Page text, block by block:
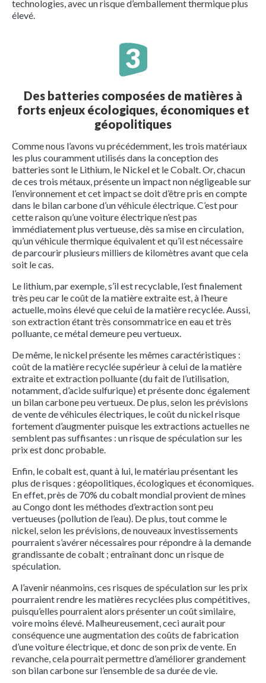
technologies, avec un risque d’emballement thermique plus
élevé.
Des batteries composées de matières à
forts enjeux écologiques, économiques et
géopolitiques
Comme nous l’avons vu précédemment, les trois matériaux
les plus couramment utilisés dans la conception des
batteries sont le Lithium, le Nickel et le Cobalt. Or, chacun
de ces trois métaux, présente un impact non négligeable sur
l’environnement et cet impact se doit d’être pris en compte
dans le bilan carbone d’un véhicule électrique. C’est pour
cette raison qu’une voiture électrique n’est pas
immédiatement plus vertueuse, dès sa mise en circulation,
qu’un véhicule thermique équivalent et qu’il est nécessaire
de parcourir plusieurs milliers de kilomètres avant que cela
soit le cas.
Le lithium, par exemple, s’il est recyclable, l’est finalement
très peu car le coût de la matière extraite est, à l’heure
actuelle, moins élevé que celui de la matière recyclée. Aussi,
son extraction étant très consommatrice en eau et très
polluante, ce métal demeure peu vertueux.
De même, le nickel présente les mêmes caractéristiques :
coût de la matière recyclée supérieur à celui de la matière
extraite et extraction polluante (du fait de l’utilisation,
notamment, d’acide sulfurique) et présente donc également
un bilan carbone peu vertueux. De plus, selon les prévisions
de vente de véhicules électriques, le coût du nickel risque
fortement d’augmenter puisque les extractions actuelles ne
semblent pas suffisantes : un risque de spéculation sur les
prix est donc probable.
Enfin, le cobalt est, quant à lui, le matériau présentant les
plus de risques : géopolitiques, écologiques et économiques.
En effet, près de 70% du cobalt mondial provient de mines
au Congo dont les méthodes d’extraction sont peu
vertueuses (pollution de l’eau). De plus, tout comme le
nickel, selon les prévisions, de nouveaux investissements
pourraient s’avérer nécessaires pour répondre à la demande
grandissante de cobalt ; entraînant donc un risque de
spéculation.
A l’avenir néanmoins, ces risques de spéculation sur les prix
pourraient rendre les matières recyclées plus compétitives,
puisqu’elles pourraient alors présenter un coût similaire,
voire moins élevé. Malheureusement, ceci aurait pour
conséquence une augmentation des coûts de fabrication
d’une voiture électrique, et donc de son prix de vente. En
revanche, cela pourrait permettre d’améliorer grandement
son bilan carbone sur l’ensemble de sa durée de vie.